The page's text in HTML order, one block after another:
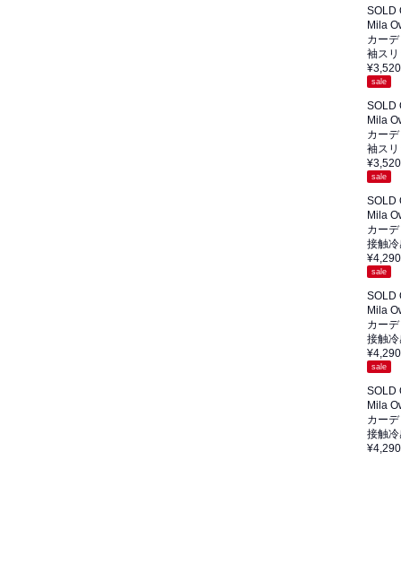
SOLD
Mila
カー
袖ス
¥3,520
sale
SOLD
Mila
カー
袖ス
¥3,520
sale
SOLD
Mila
カー
接触
¥4,290
sale
SOLD
Mila
カー
接触
¥4,290
sale
SOLD
Mila
カー
接触
¥4,290